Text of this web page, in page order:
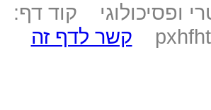
ופסיכולוגי קוד דף:
קשר לדף זה